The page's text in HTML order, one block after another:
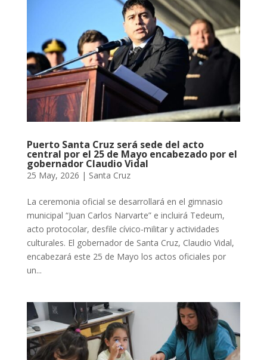
Puerto Santa Cruz será sede del acto
central por el 25 de Mayo encabezado por el
gobernador Claudio Vidal
25 May, 2026 | Santa Cruz
La ceremonia oficial se desarrollará en el gimnasio
municipal “Juan Carlos Narvarte” e incluirá Tedeum,
acto protocolar, desfile cívico-militar y actividades
culturales. El gobernador de Santa Cruz, Claudio Vidal,
encabezará este 25 de Mayo los actos oficiales por
un...